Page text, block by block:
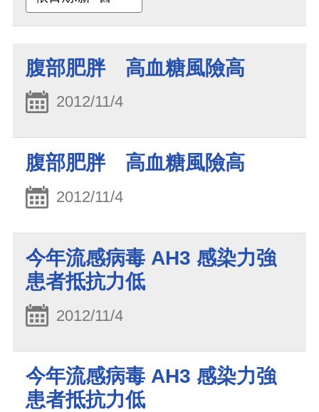
腹部肥胖 高血糖風險高
2012/11/4
腹部肥胖 高血糖風險高
2012/11/4
今年流感病毒 AH3 感染力強
患者抵抗力低
2012/11/4
今年流感病毒 AH3 感染力強
患者抵抗力低